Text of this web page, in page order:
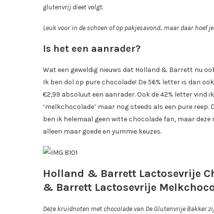
glutenvrij dieet volgt.
Leuk voor in de schoen of op pakjesavond.. maar daar hoef
Is het een aanrader?
Wat een geweldig nieuws dat Holland & Barrett nu
Ik ben dol op pure chocolade! De 56% letter is dan
€2,99 absoluut een aanrader. Ook de 42% letter
‘melkchocolade’ maar nog steeds als een pure
ben ik helemaal geen witte chocolade fan, maar deze
alleen maar goede en yummie keuzes.
Holland & Barrett Lactosevrije
& Barrett Lactosevrije
Deze kruidnoten met chocolade van De Glutenvrije Bakker